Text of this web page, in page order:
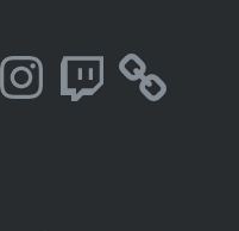
InstagramTwitch